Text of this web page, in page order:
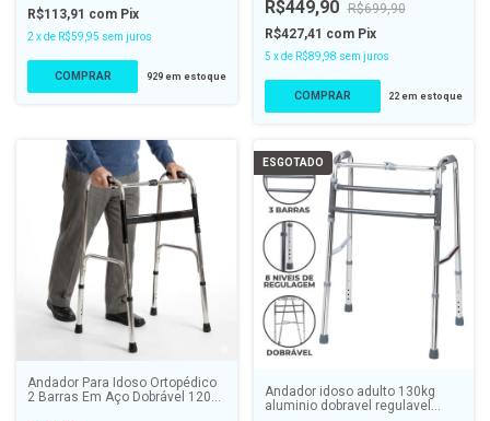
R$113,91 com Pix
2 xde R$59,95 sem juros
929em estoque
R$449,90 R$699,90
R$427,41 com Pix
5 xde R$89,98 sem juros
22 em estoque
Andador Para Idoso Ortopédico
2 Barras Em Aço Dobrável 120kg
ESGOTADO
Andador idoso adulto 130kg
aluminio dobravel regulavel